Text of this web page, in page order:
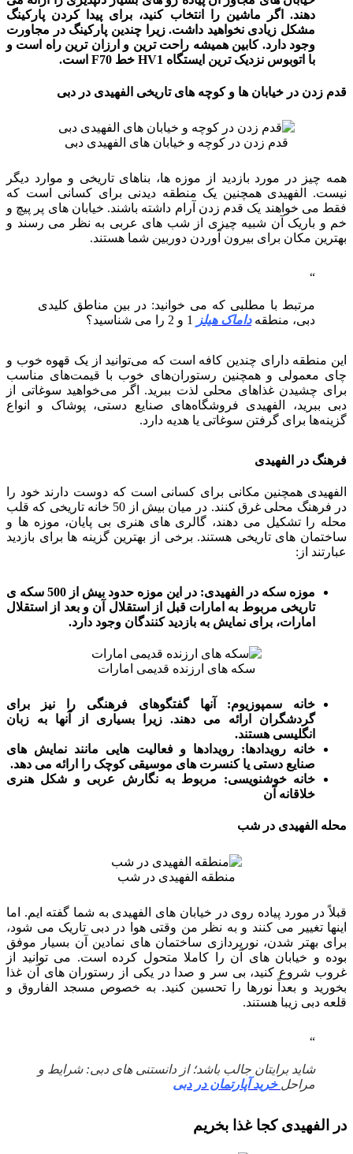
دهند. اگر ماشین را انتخاب کنید، برای پیدا کردن پارکینگ
مشکل زیادی نخواهید داشت. زیرا چندین پارکینگ در مجاورت
وجود دارد. کابین همیشه راحت ترین و ارزان ترین راه است و
با اتوبوس نزدیک ترین ایستگاه HV1 خط F70 است.
قدم زدن در خیابان ها و کوچه های تاریخی الفهیدی در دبی
قدم زدن در کوچه و خیابان های الفهیدی دبی
همه چیز در مورد بازدید از موزه ها، بناهای تاریخی و موارد دیگر
نیست. الفهیدی همچنین یک منطقه دیدنی برای کسانی است که
فقط می خواهند یک قدم زدن آرام داشته باشند. خیابان های پر پیچ و
خم و باریک آن شبیه چیزی از شب های عربی به نظر می رسند و
بهترین مکان برای بیرون آوردن دوربین شما هستند.
مرتبط با مطلبی که می خوانید: در بین مناطق کلیدی
دبی، منطقهداماک هیلز
این منطقه دارای چندین کافه است که می‌توانید از یک قهوه خوب و
چای معمولی و همچنین رستوران‌های خوب با قیمت‌های مناسب
برای چشیدن غذاهای محلی لذت ببرید. اگر می‌خواهید سوغاتی از
دبی ببرید، الفهیدی فروشگاه‌های صنایع دستی، پوشاک و انواع
گزینه‌ها برای گرفتن سوغاتی یا هدیه دارد.
فرهنگ در الفهیدی
الفهیدی همچنین مکانی برای کسانی است که دوست دارند خود را
در فرهنگ محلی غرق کنند. در میان بیش از 50 خانه تاریخی که قلب
محله را تشکیل می دهند، گالری های هنری بی پایان، موزه ها و
ساختمان های تاریخی هستند. برخی از بهترین گزینه ها برای بازدید
عبارتند از:
موزه سکه در الفهیدی: در این موزه حدود بیش از 500 سکه ی
تاریخی مربوط به امارات قبل از استقلال آن و بعد از استقلال
امارات، برای نمایش به بازدید کنندگان وجود دارد.
سکه های ارزنده قدیمی امارات
خانه سمپوزیوم: آنها گفتگوهای فرهنگی را نیز برای
گردشگران ارائه می دهند. زیرا بسیاری از آنها به زبان
انگلیسی هستند.
خانه رویدادها: رویدادها و فعالیت هایی مانند نمایش های
صنایع دستی یا کنسرت های موسیقی کوچک را ارائه می دهد.
خانه خوشنویسی: مربوط به نگارش عربی و شکل هنری
خلاقانه آن
محله الفهیدی در شب
منطقه الفهیدی در شب
قبلاً در مورد پیاده روی در خیابان های الفهیدی به شما گفته ایم. اما
اینها تغییر می کنند و به نظر من وقتی هوا در دبی تاریک می شود،
برای بهتر شدن، نورپردازی ساختمان های نمادین آن بسیار موفق
بوده و خیابان های آن را کاملا متحول کرده است. می توانید از
غروب شروع کنید، بی سر و صدا در یکی از رستوران های آن غذا
بخورید و بعداً نورها را تحسین کنید. به خصوص مسجد الفاروق و
قلعه دبی زیبا هستند.
شاید برایتان جالب باشد؛ از دانستنی های دبی: شرایط و
مراحل خرید آپارتمان در دبی
در الفهیدی کجا غذا بخریم